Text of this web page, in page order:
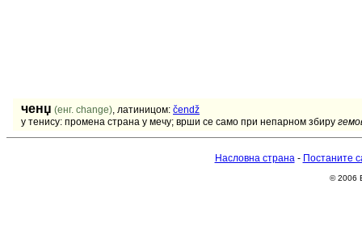
ченџ (енг. change), латиницом: čendž
у тенису: промена страна у мечу; врши се само при непарном збиру
Насловна страна- Постаните
© 2006